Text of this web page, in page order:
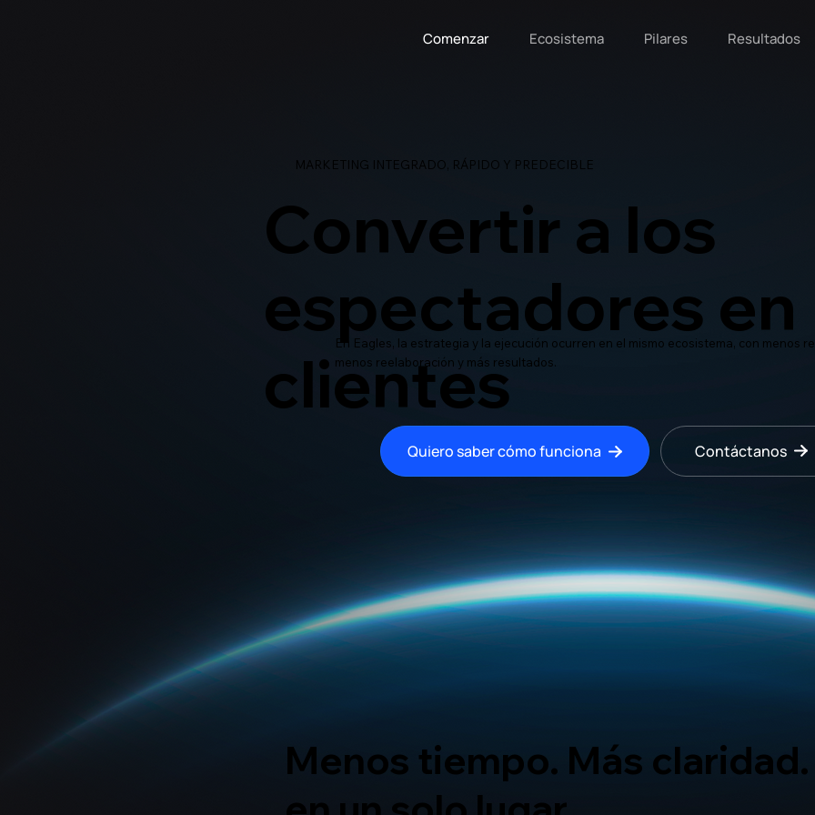
Comenzar Ecosistema Pilares Resultados
MARKETING INTEGRADO, RÁPIDO Y PREDECIBLE
Convertir a los
espectadores en
clientes
En Eagles, la estrategia y la ejecución ocurren en el mismo ecosistema, con menos
menos reelaboración y más resultados.
Quiero saber cómo funciona Contáctanos
Menos tiempo. Más